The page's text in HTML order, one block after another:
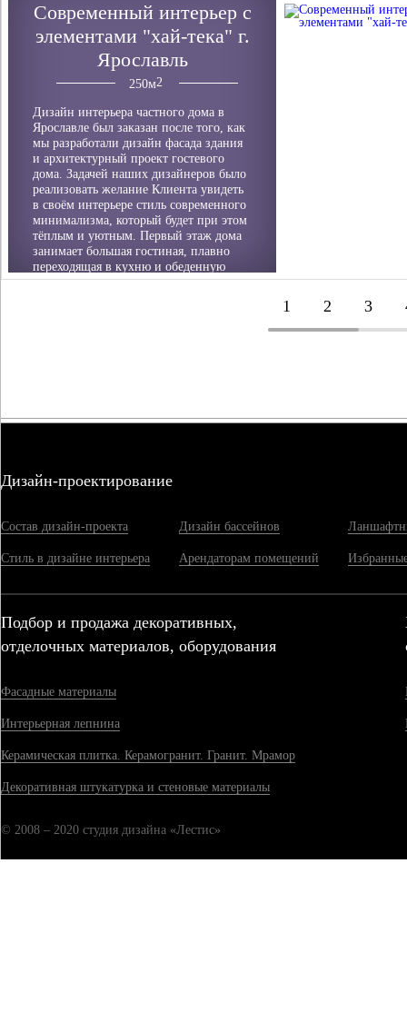
Современный интерьер с
элементами "хай-тека" г.
Ярославль
250м
Дизайн интерьера частного дома в
Ярославле был заказан после того, как
мы разработали дизайн фасада здания
и архитектурный проект гостевого
дома. Задачей наших дизайнеров было
реализовать желание Клиента увидеть
в своём интерьере стиль современного
минимализма, который будет при этом
тёплым и уютным. Первый этаж дома
занимает большая гостиная, плавно
переходящая в кухню и обеденную
зону. На второй этаж ведёт лестница,
1 2 3
Дизайн-проектирование
Состав дизайн-проекта
Стиль в дизайне интерьера
Дизайн бассейнов
Арендаторам помещений
Подбор и продажа декоративных,
отделочных материалов, оборудования
Фасадные материалы
Интерьерная лепнина
Керамическая плитка. Керамогранит. Гранит. Мрамор
Декоративная штукатурка и стеновые материалы
© 2008 – 2020 студия дизайна «Лестис»